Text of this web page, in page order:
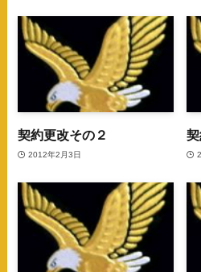
契約更改その２
2012年2月3日